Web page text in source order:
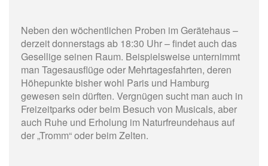
Neben den wöchentlichen Proben im Gerätehaus –
derzeit donnerstags ab 18:30 Uhr – findet auch das
Gesellige seinen Raum. Beispielsweise unternimmt
man Tagesausflüge oder Mehrtagesfahrten, deren
Höhepunkte bisher wohl Paris und Hamburg
gewesen sein dürften. Vergnügen sucht man auch in
Freizeitparks oder beim Besuch von Musicals, aber
auch Ruhe und Erholung im Naturfreundehaus auf
der „Tromm“ oder beim Zelten.